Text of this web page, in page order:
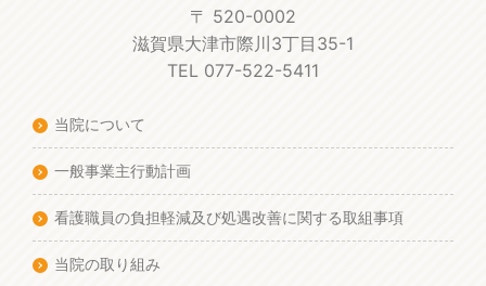
〒 520-0002
滋賀県大津市際川3丁目35-1
TEL 077-522-5411
当院について
一般事業主行動計画
看護職員の負担軽減及び処遇改善に関する取組事項
当院の取り組み